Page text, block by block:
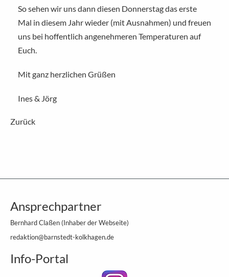
So sehen wir uns dann diesen Donnerstag das erste
Mal in diesem Jahr wieder (mit Ausnahmen) und freuen
uns bei hoffentlich angenehmeren Temperaturen auf
Euch.
Mit ganz herzlichen Grüßen
Ines & Jörg
Zurück
Ansprechpartner
Bernhard Claßen (Inhaber der Webseite)
redaktion@barnstedt-kolkhagen.de
Info-Portal